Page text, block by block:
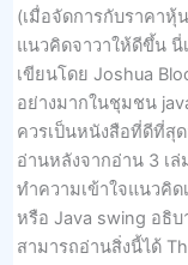
(เมื่อจัดการกับราคาหุ้
แนวคิดจาวาให้ดีขึ้น นี่
เขียนโดย Joshua
อย่างมากในชุมชน
ควรเป็นหนังสือที่ดีที่สุ
อ่านหลังจากอ่าน 3 เ
ทำความเข้าใจแนวคิ
หรือ Java swing อธิ
สามารถอ่านสิ่งนี้ได้